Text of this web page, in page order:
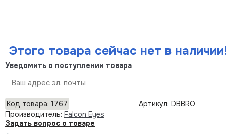
Этого товара сейчас нет в
Уведомить о поступлении товара
Код товара: 1767
Артикул: DBBRO
Производитель: Falcon Eyes
Задать вопрос о товаре